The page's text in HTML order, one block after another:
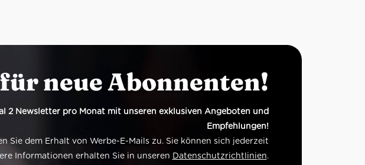
neue Abonnenten!
2 Newsletter pro Monat mit unseren exklusiven Angeboten und
Empfehlungen!
Sie dem Erhalt von Werbe-E-Mails zu. Sie können sich jederzeit
Informationen erhalten Sie in unseren Datenschutzrichtlinien.